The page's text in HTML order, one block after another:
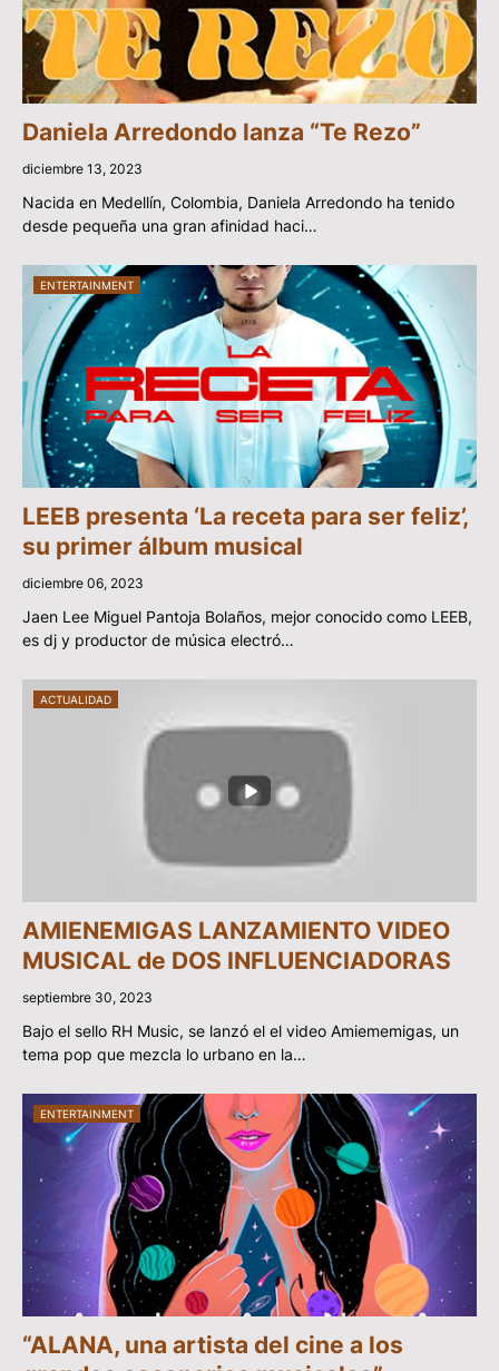
Daniela Arredondo lanza “Te Rezo”
diciembre 13, 2023
Nacida en Medellín, Colombia, Daniela Arredondo ha tenido
desde pequeña una gran afinidad haci…
ENTERTAINMENT
LEEB presenta ‘La receta para ser feliz’,
su primer álbum musical
diciembre 06, 2023
Jaen Lee Miguel Pantoja Bolaños, mejor conocido como LEEB,
es dj y productor de música electró…
ACTUALIDAD
AMIENEMIGAS LANZAMIENTO VIDEO
MUSICAL de DOS INFLUENCIADORAS
septiembre 30, 2023
Bajo el sello RH Music, se lanzó el el video Amiememigas, un
tema pop que mezcla lo urbano en la…
ENTERTAINMENT
“ALANA, una artista del cine a los